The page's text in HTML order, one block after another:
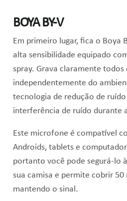
BOYA BY-V
Em primeiro lugar, fica o Boya
alta sensibilidade equipado
spray. Grava claramente todos
independentemente do
tecnologia de redução de
interferência de ruído durante
Este microfone é compatível
Androids, tablets e
portanto você pode segurá-lo
sua camisa e permite cobrir
mantendo o sinal.